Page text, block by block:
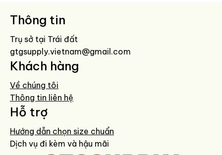
Thông tin
Trụ sở tại Trái đất
gtgsupply.vietnam@gmail.com
Khách hàng
Về chúng tôi
Thông tin liên hệ
Hỗ trợ
Hướng dẫn chọn size chuẩn
Dịch vụ đi kèm và hậu mãi